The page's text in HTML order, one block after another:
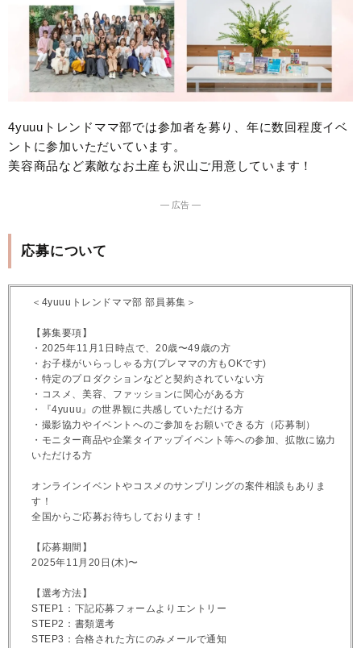
4yuuuトレンドママ部では参加者を募り、年に数回程度イベ
ントに参加いただいています。
美容商品など素敵なお土産も沢山ご用意しています！
― 広告 ―
応募について
＜4yuuuトレンドママ部 部員募集＞
【募集要項】
・2025年11月1日時点で、20歳〜49歳の方
・お子様がいらっしゃる方(プレママの方もOKです)
・特定のプロダクションなどと契約されていない方
・コスメ、美容、ファッションに関心がある方
・『4yuuu』の世界観に共感していただける方
・撮影協力やイベントへのご参加をお願いできる方（応募制）
・モニター商品や企業タイアップイベント等への参加、拡散に協力
いただける方
オンラインイベントやコスメのサンプリングの案件相談もありま
す！
全国からご応募お待ちしております！
【応募期間】
2025年11月20日(木)〜
【選考方法】
STEP1：下記応募フォームよりエントリー
STEP2：書類選考
STEP3：合格された方にのみメールで通知